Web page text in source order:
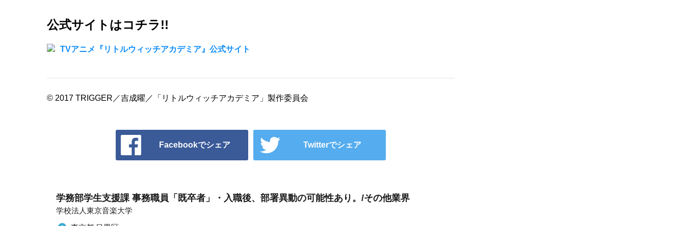
公式サイトはコチラ!!
TVアニメ『リトルウィッチアカデミア』公式サイト
© 2017 TRIGGER／吉成曜／「リトルウィッチアカデミア」製作委員会
Facebookでシェア Twitterでシェア
学務部学生支援課 事務職員「既卒者」・入職後、部署異動の可能性あり。/その他業界
学校法人東京音楽大学